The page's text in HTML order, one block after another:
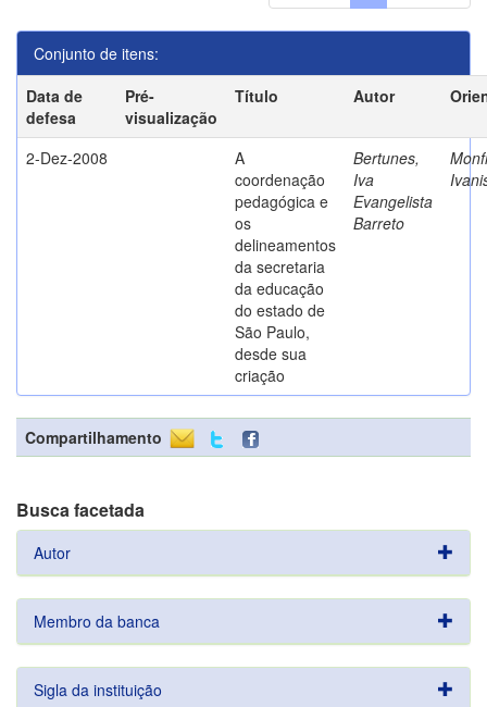
Conjunto de itens:
Data de
defesa
Pré-
visualização
Título Autor
2-Dez-2008
A
coordenação
pedagógica e
os
delineamentos
da secretaria
da educação
do estado de
São Paulo,
desde sua
criação
Bertunes,
Iva
Evangelista
Barreto
Compartilhamento
Busca facetada
Autor
Membro da banca
Sigla da instituição